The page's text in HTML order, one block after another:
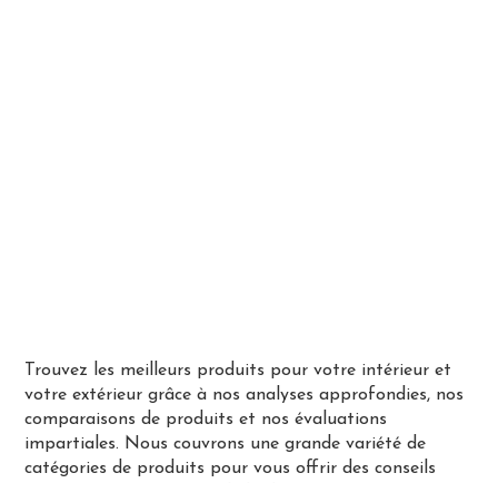
Trouvez les meilleurs produits pour votre intérieur et
votre extérieur grâce à nos analyses approfondies, nos
comparaisons de produits et nos évaluations
impartiales. Nous couvrons une grande variété de
catégories de produits pour vous offrir des conseils